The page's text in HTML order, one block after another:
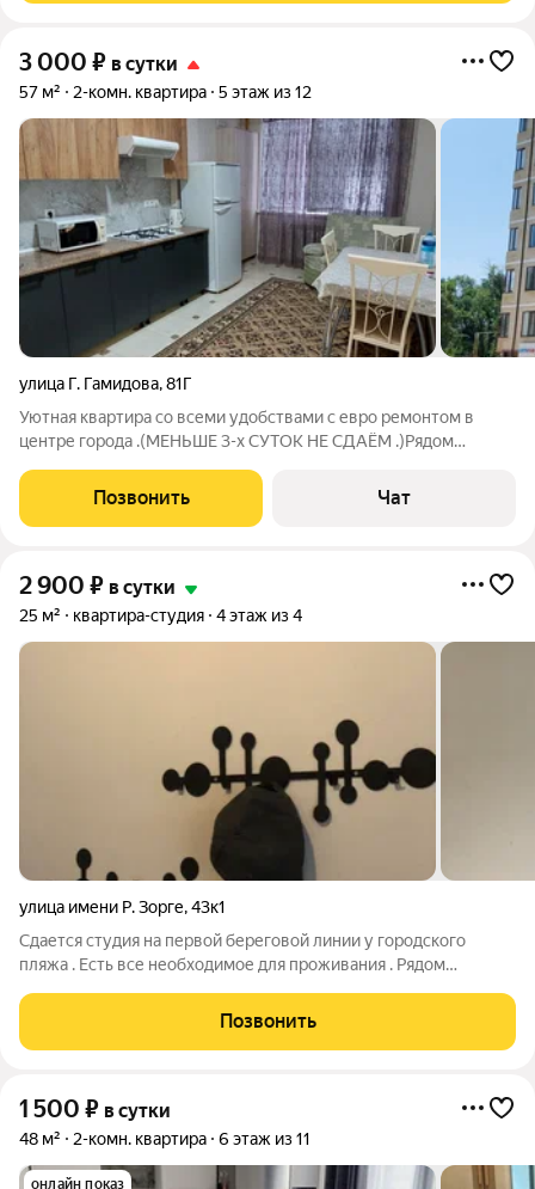
3 000 ₽ в сутки
57 м² 2-комн. квартира 5 этаж из 12
улица Г. Гамидова,81Г
Уютная квартира со всеми удобствами с евро ремонтом в
центре города .(МЕНЬШЕ 3-х СУТОК НЕ СДАЁМ .)Рядом
где можно вкусно поесть. Квартира сдаётся на 4 человека До
моря ехать на машине 5-10
Позвонить Чат
2 900 ₽ в сутки
25 м² квартира-студия 4 этаж из 4
улица имени Р. Зорге,43к1
Сдается студия на первой береговой линии у городского
пляжа . Есть все необходимое для проживания . Рядом
территории пляжа , в пешей доступности лечебный серный
источник . Будем рады видеть вас у нас
Позвонить
1 500 ₽ в сутки
48 м² 2-комн. квартира 6 этаж из 11
онлайн показ